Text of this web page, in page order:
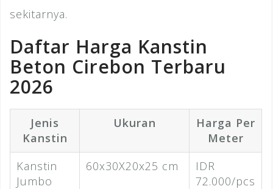
sekitarnya.
Daftar Harga Kanstin
Beton Cirebon Terbaru
2026
Jenis
Kanstin
Ukuran
Harga Per
Meter
Kanstin
Jumbo
60x30X20x25 cm
IDR
72.000/pcs